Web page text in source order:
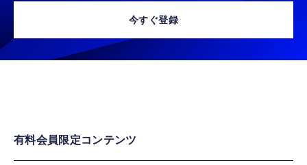
今すぐ登録
有料会員限定コンテンツ